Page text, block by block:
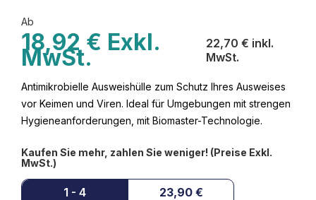
Ab
18,92 € Exkl.
MwSt.
22,70 € inkl.
MwSt.
Antimikrobielle Ausweishülle zum Schutz Ihres Ausweises
vor Keimen und Viren. Ideal für Umgebungen mit strengen
Hygieneanforderungen, mit Biomaster-Technologie.
Kaufen Sie mehr, zahlen Sie weniger! (Preise Exkl.
MwSt.)
1 - 4
23,90 €